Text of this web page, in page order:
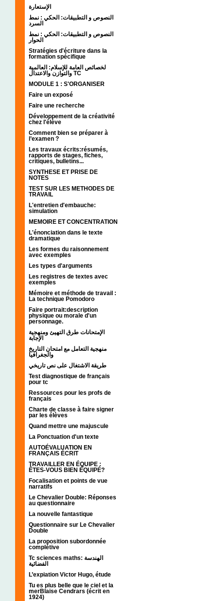
الإستعارة
النصوص و التطبيقات: الحكي : نمط
السرد
النصوص و التطبيقات: الحكي : نمط
الحوار
Stratégies d'écriture dans la
formation spécifique
لخصائص العامة للإسلام: العالمية
والتوازن والاعتدال TC
MODULE 1 : S'ORGANISER
Faire un exposé
Faire une recherche
Développement de la créativité
chez l'élève
Comment bien se préparer à
l’examen ?
Les travaux écrits:résumés,
rapports de stages, fiches,
critiques, bulletins...
SYNTHESE ET PRISE DE
NOTES
TEST SUR LES METHODES DE
TRAVAIL
L'entretien d'embauche:
simulation
MEMOIRE ET CONCENTRATION
L'énonciation dans le texte
dramatique
Les formes du raisonnement
avec exemples
Les types d'arguments
Les registres de textes avec
exemples
Mémoire et méthode de travail :
La technique Pomodoro
Faire portrait:description
physique ou morale d'un
personnage.
الإمتحانات طرق التهيئ ومنهجية
الإجابة
منهجية التعامل مع امتحان التاريخ
والجغرافيا
طريقة الاشتغال على نص تاريخي
Test diagnostique de français
pour tc
Ressources pour les profs de
français
Charte de classe à faire signer
par les élèves
Quand mettre une majuscule
La Ponctuation d'un texte
AUTOÉVALUATION EN
FRANÇAIS ÉCRIT
TRAVAILLER EN ÉQUIPE :
ÊTES-VOUS BIEN ÉQUIPÉ?
Focalisation et points de vue
narratifs
Le Chevalier Double: Réponses
au questionnaire
La nouvelle fantastique
Questionnaire sur Le Chevalier
Double
La proposition subordonnée
complétive
Tc sciences maths: الهندسة
الفضائية
L’expiation Victor Hugo, étude
Tu es plus belle que le ciel et la
merBlaise Cendrars (écrit en
1924)